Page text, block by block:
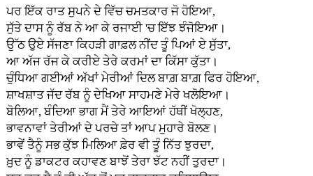
ਪਰ ਇੱਕ ਰਾਤ ਸੁਪਨੇ ਦੇ ਵਿੱਚ ਚਮਤਕਾਰ ਜੋ ਹੋਇਆ,
ਸੁੱਤੇ ਦਾਸ ਨੂੰ ਰੱਬ ਨੇ ਆ ਕੇ ਰਜਾਈ 'ਚ ਇੱਝ ਝੰਜੋਇਆ।
ਉੱਠ ਉਏ ਸੱਜਣਾ ਕਿਹੜੀ ਗਾਫ਼ਲ ਨੀਂਦ ਤੂੰ ਪਿਆਂ ਏ ਸੁੱਤਾ,
ਆ ਅੱਜ ਰੱਜ ਕੇ ਕਰੀਏ ਤੇਰੇ ਕਰਮਾਂ ਦਾ ਕਿੱਸਾ ਕੁੱਤਾ।
ਚੁੰਧਿਆ ਗਈਆਂ ਅੱਖਾਂ ਮੇਰੀਆਂ ਦਿਲ ਬਾਗ਼ ਬਾਗ਼ ਫਿਰ ਹੋਇਆ,
ਸ਼ਾਖਸ਼ਾਤ ਜੱਦ ਰੱਬ ਨੂੰ ਦੇਖਿਆ ਸਾਹਮਣੇ ਮੇਰੇ ਖਲੋਇਆ।
ਬੋਲਿਆ, ਬੰਦਿਆ ਭਾਗ ਮੈਂ ਤੇਰੇ ਆਇਆਂ ਹੱਥੀਂ ਖੋਲ੍ਹਣ,
ਭਾਵਨਾਵਾਂ ਤੇਰੀਆਂ ਦੇ ਪਰਚੇ ਤਾਂ ਆਪ ਮੁਹਾਰੇ ਬੋਲਣ।
ਭਾਵੇਂ ਤੈਨੂੰ ਸਭ ਕੁੱਝ ਮਿਲਿਆ ਫ਼ੇਰ ਵੀ ਤੂੰ ਨਿੱਤ ਝੁਰਦਾ,
ਖ਼ੁਦ ਨੂੰ ਡਾਕਟਰ ਕਹਾਵਣ ਬਾਝੋਂ ਤੇਰਾ ਝੱਟ ਨਹੀਂ ਤੁਰਦਾ।